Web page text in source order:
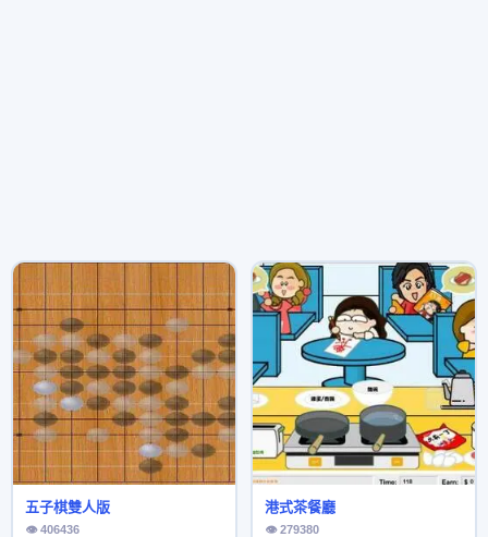
五子棋雙人版
👁 406436
港式茶餐廳
👁 279380